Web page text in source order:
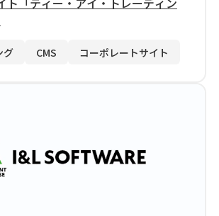
グ CMS コーポレートサイト